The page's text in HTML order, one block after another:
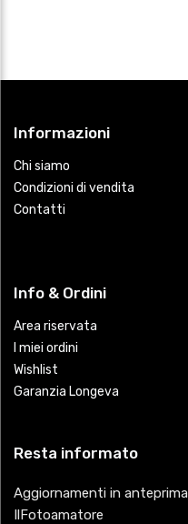
Informazioni
Chi siamo
Condizioni di vendita
Contatti
Info & Ordini
Area riservata
I miei ordini
Wishlist
Garanzia Longeva
Resta informato
Aggiornamenti in
IlFotoamatore